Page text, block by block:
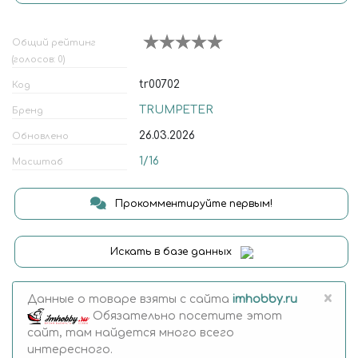
Общий рейтинг
(голосов: 0)
Код tr00702
Бренд TRUMPETER
Обновлено 26.03.2026
Масштаб 1/16
Прокомментируйте первым!
Искать в базе данных
Данные о товаре взяты с сайта imhobby.ru
Обязательно посетите этот
сайт, там найдется много всего
интересного.
×